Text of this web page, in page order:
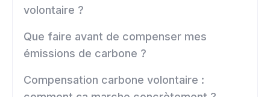
volontaire ?
Que faire avant de compenser mes
émissions de carbone ?
Compensation carbone volontaire :